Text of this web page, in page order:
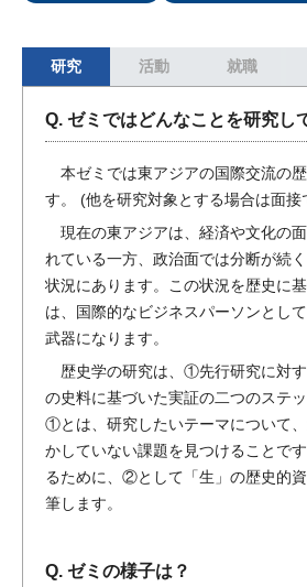
研究 活動 就職
Q. ゼミではどんなことを研究し
本ゼミでは東アジアの国際交流の
す。 (他を研究対象とする場合は面接
現在の東アジアは、経済や文化の
れている一方、政治面では分断が続
状況にあります。この状況を歴史に
は、国際的なビジネスパーソンとし
武器になります。
歴史学の研究は、①先行研究に対
の史料に基づいた実証の二つのステ
①とは、研究したいテーマについて
かしていない課題を見つけることで
るために、②として「生」の歴史的
筆します。
Q. ゼミの様子は？